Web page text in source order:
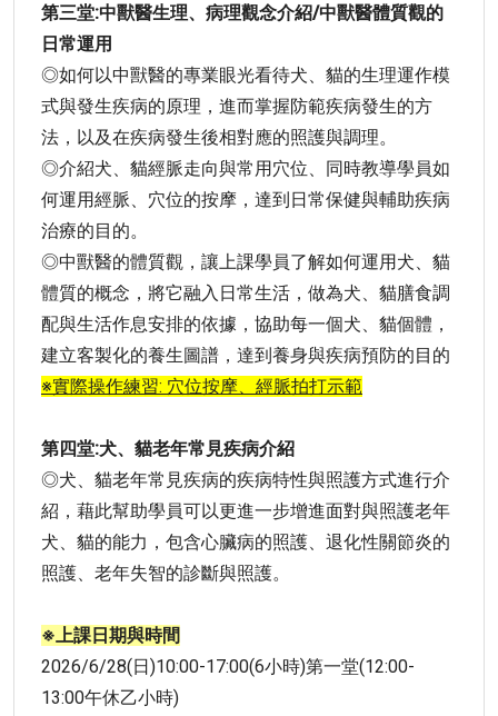
第三堂:中獸醫生理、病理觀念介紹/中獸醫體質觀的
日常運用
◎如何以中獸醫的專業眼光看待犬、貓的生理運作模
式與發生疾病的原理，進而掌握防範疾病發生的方
法，以及在疾病發生後相對應的照護與調理。
◎介紹犬、貓經脈走向與常用穴位、同時教導學員如
何運用經脈、穴位的按摩，達到日常保健與輔助疾病
治療的目的。
◎中獸醫的體質觀，讓上課學員了解如何運用犬、貓
體質的概念，將它融入日常生活，做為犬、貓膳食調
配與生活作息安排的依據，協助每一個犬、貓個體，
建立客製化的養生圖譜，達到養身與疾病預防的目的
※實際操作練習: 穴位按摩、經脈拍打示範
第四堂:犬、貓老年常見疾病介紹
◎犬、貓老年常見疾病的疾病特性與照護方式進行介
紹，藉此幫助學員可以更進一步增進面對與照護老年
犬、貓的能力，包含心臟病的照護、退化性關節炎的
照護、老年失智的診斷與照護。
※上課日期與時間
2026/6/28(日)10:00-17:00(6小時)第一堂(12:00-
13:00午休乙小時)